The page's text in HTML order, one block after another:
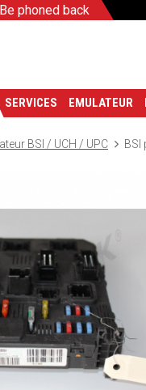
Be phoned back
SERVICES EMULATEUR
BSI / UCH / UPC BSI